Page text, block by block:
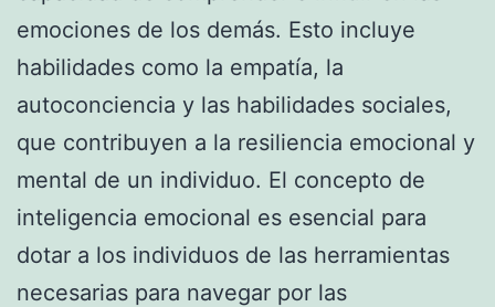
emociones de los demás. Esto incluye
habilidades como la empatía, la
autoconciencia y las habilidades sociales,
que contribuyen a la resiliencia emocional y
mental de un individuo. El concepto de
inteligencia emocional es esencial para
dotar a los individuos de las herramientas
necesarias para navegar por las